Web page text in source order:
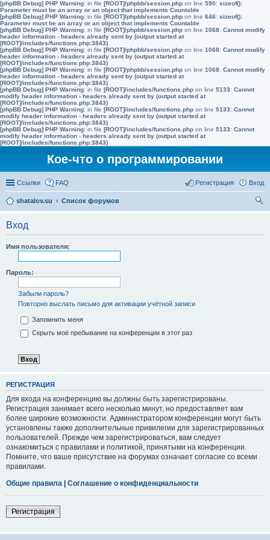
[phpBB Debug] PHP Warning: in file [ROOT]/phpbb/session.php on line 590: sizeof():
Parameter must be an array or an object that implements Countable
[phpBB Debug] PHP Warning: in file [ROOT]/phpbb/session.php on line 646: sizeof():
Parameter must be an array or an object that implements Countable
[phpBB Debug] PHP Warning: in file [ROOT]/phpbb/session.php on line 1068: Cannot modify
header information - headers already sent by (output started at
[ROOT]/includes/functions.php:3843)
[phpBB Debug] PHP Warning: in file [ROOT]/phpbb/session.php on line 1068: Cannot modify
header information - headers already sent by (output started at
[ROOT]/includes/functions.php:3843)
[phpBB Debug] PHP Warning: in file [ROOT]/phpbb/session.php on line 1068: Cannot modify
header information - headers already sent by (output started at
[ROOT]/includes/functions.php:3843)
[phpBB Debug] PHP Warning: in file [ROOT]/includes/functions.php on line 5133: Cannot
modify header information - headers already sent by (output started at
[ROOT]/includes/functions.php:3843)
[phpBB Debug] PHP Warning: in file [ROOT]/includes/functions.php on line 5133: Cannot
modify header information - headers already sent by (output started at
[ROOT]/includes/functions.php:3843)
[phpBB Debug] PHP Warning: in file [ROOT]/includes/functions.php on line 5133: Cannot
modify header information - headers already sent by (output started at
[ROOT]/includes/functions.php:3843)
Кое-что о программировании
Ссылки FAQ Вход
Регистрация
shatalov.su
Список форумов
Вход
Имя пользователя:
Пароль:
Забыли пароль?
Повторно выслать письмо для активации учётной записи
Запомнить меня
Скрыть моё пребывание на конференции в этот раз
РЕГИСТРАЦИЯ
Для входа на конференцию вы должны быть зарегистрированы.
Регистрация занимает всего несколько минут, но предоставляет вам
более широкие возможности. Администратором конференции могут быть
установлены также дополнительные привилегии для зарегистрированных
пользователей. Прежде чем зарегистрироваться, вам следует
ознакомиться с правилами и политикой, принятыми на конференции.
Помните, что ваше присутствие на форумах означает согласие со всеми
правилами.
Общие правила | Соглашение о конфиденциальности
Регистрация